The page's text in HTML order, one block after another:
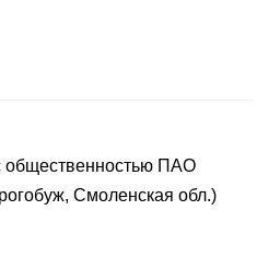
общественностью ПАО
Смоленская обл.)